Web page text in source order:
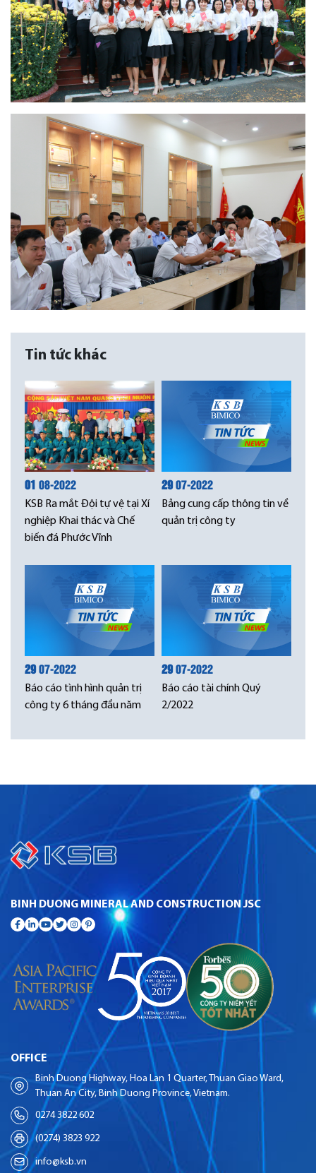
Tin tức khác
01 08-2022
KSB Ra mắt Đội tự vệ tại Xí
nghiệp Khai thác và Chế
biến đá Phước Vĩnh
2907-2022
Bảng cung cấp thông tin về
quản trị công ty
2907-2022
Báo cáo tình hình quản trị
công ty 6 tháng đầu năm
2907-2022
Báo cáo tài chính Quý
2/2022
BINH DUONG MINERAL AND CONSTRUCTION JSC
OFFICE
Binh Duong Highway, Hoa Lan 1 Quarter, Thuan Giao Ward,
Thuan An City, Binh Duong Province, Vietnam.
0274 3822 602
(0274) 3823 922
info@ksb.vn